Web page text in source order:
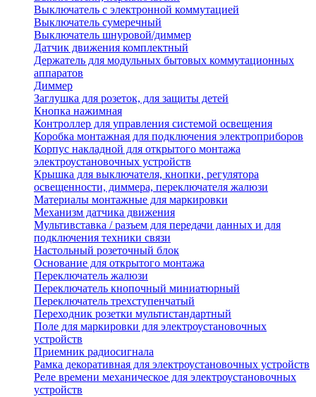
Выключатель с электронной коммутацией
Выключатель сумеречный
Выключатель шнуровой/диммер
Датчик движения комплектный
Держатель для модульных бытовых коммутационных
аппаратов
Диммер
Заглушка для розеток, для защиты детей
Кнопка нажимная
Контроллер для управления системой освещения
Коробка монтажная для подключения электроприборов
Корпус накладной для открытого монтажа
электроустановочных устройств
Крышка для выключателя, кнопки, регулятора
освещенности, диммера, переключателя жалюзи
Материалы монтажные для маркировки
Механизм датчика движения
Мультивставка / разъем для передачи данных и для
подключения техники связи
Настольный розеточный блок
Основание для открытого монтажа
Переключатель жалюзи
Переключатель кнопочный миниатюрный
Переключатель трехступенчатый
Переходник розетки мультистандартный
Поле для маркировки для электроустановочных
устройств
Приемник радиосигнала
Рамка декоративная для электроустановочных устройств
Реле времени механическое для электроустановочных
устройств